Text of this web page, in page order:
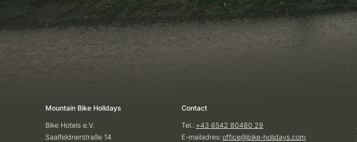
Mountain Bike Holidays
Bike Hotels e.V.
Saalfeldnerstraße 14
Contact
Tel.: +43 6542 80480 29
E-mailadres: office@bike-holidays.com